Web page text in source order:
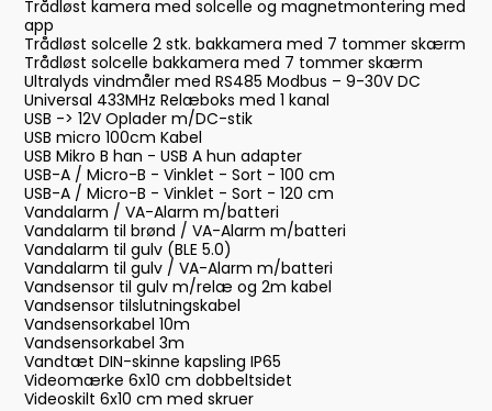
Trådløst kamera med solcelle og magnetmontering med
app
Trådløst solcelle 2 stk. bakkamera med 7 tommer skærm
Trådløst solcelle bakkamera med 7 tommer skærm
Ultralyds vindmåler med RS485 Modbus – 9-30V DC
Universal 433MHz Relæboks med 1 kanal
USB -> 12V Oplader m/DC-stik
USB micro 100cm Kabel
USB Mikro B han - USB A hun adapter
USB-A / Micro-B - Vinklet - Sort - 100 cm
USB-A / Micro-B - Vinklet - Sort - 120 cm
Vandalarm / VA-Alarm m/batteri
Vandalarm til brønd / VA-Alarm m/batteri
Vandalarm til gulv (BLE 5.0)
Vandalarm til gulv / VA-Alarm m/batteri
Vandsensor til gulv m/relæ og 2m kabel
Vandsensor tilslutningskabel
Vandsensorkabel 10m
Vandsensorkabel 3m
Vandtæt DIN-skinne kapsling IP65
Videomærke 6x10 cm dobbeltsidet
Videoskilt 6x10 cm med skruer